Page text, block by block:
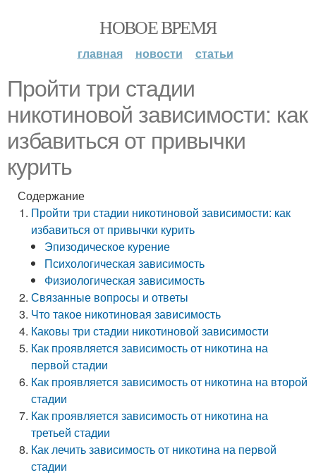
НОВОЕ ВРЕМЯ
главная новости статьи
Пройти три стадии
никотиновой зависимости: как
избавиться от привычки
курить
Содержание
Пройти три стадии никотиновой зависимости: как
избавиться от привычки курить
Эпизодическое курение
Психологическая зависимость
Физиологическая зависимость
Связанные вопросы и ответы
Что такое никотиновая зависимость
Каковы три стадии никотиновой зависимости
Как проявляется зависимость от никотина на
первой стадии
Как проявляется зависимость от никотина на второй
стадии
Как проявляется зависимость от никотина на
третьей стадии
Как лечить зависимость от никотина на первой
стадии